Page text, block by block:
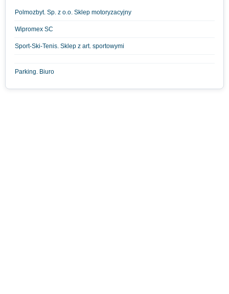
Polmozbyt. Sp. z o.o. Sklep motoryzacyjny
Wipromex SC
Sport-Ski-Tenis. Sklep z art. sportowymi
Parking. Biuro